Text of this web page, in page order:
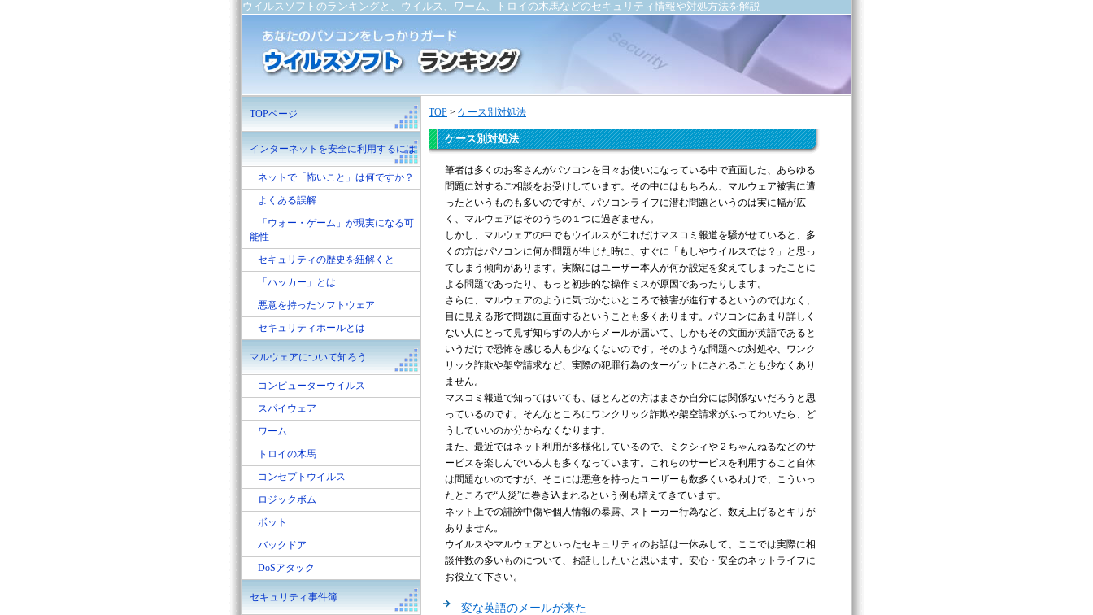
ウイルスソフトのランキングと、ウイルス、ワーム、トロイの木馬などのセキュリティ情報や対処方法を解説
TOP > ケース別対処法
ケース別対処法
筆者は多くのお客さんがパソコンを日々お使いになっている中で直面した、あらゆる
問題に対するご相談をお受けしています。その中にはもちろん、マルウェア被害に遭
ったというものも多いのですが、パソコンライフに潜む問題というのは実に幅が広
く、マルウェアはそのうちの１つに過ぎません。
しかし、マルウェアの中でもウイルスがこれだけマスコミ報道を騒がせていると、多
くの方はパソコンに何か問題が生じた時に、すぐに「もしやウイルスでは？」と思っ
てしまう傾向があります。実際にはユーザー本人が何か設定を変えてしまったことに
よる問題であったり、もっと初歩的な操作ミスが原因であったりします。
さらに、マルウェアのように気づかないところで被害が進行するというのではなく、
目に見える形で問題に直面するということも多くあります。パソコンにあまり詳しく
ない人にとって見ず知らずの人からメールが届いて、しかもその文面が英語であると
いうだけで恐怖を感じる人も少なくないのです。そのような問題への対処や、ワンク
リック詐欺や架空請求など、実際の犯罪行為のターゲットにされることも少なくあり
ません。
マスコミ報道で知ってはいても、ほとんどの方はまさか自分には関係ないだろうと思
っているのです。そんなところにワンクリック詐欺や架空請求がふってわいたら、ど
うしていいのか分からなくなります。
また、最近ではネット利用が多様化しているので、ミクシィや２ちゃんねるなどのサ
ービスを楽しんでいる人も多くなっています。これらのサービスを利用すること自体
は問題ないのですが、そこには悪意を持ったユーザーも数多くいるわけで、こういっ
たところで“人災”に巻き込まれるという例も増えてきています。
ネット上での誹謗中傷や個人情報の暴露、ストーカー行為など、数え上げるとキリが
ありません。
ウイルスやマルウェアといったセキュリティのお話は一休みして、ここでは実際に相
談件数の多いものについて、お話ししたいと思います。安心・安全のネットライフに
お役立て下さい。
変な英語のメールが来た
TOPページ
インターネットを安全に利用するには
ネットで「怖いこと」は何ですか？
よくある誤解
「ウォー・ゲーム」が現実になる可
能性
セキュリティの歴史を紐解くと
「ハッカー」とは
悪意を持ったソフトウェア
セキュリティホールとは
マルウェアについて知ろう
コンピューターウイルス
スパイウェア
ワーム
トロイの木馬
コンセプトウイルス
ロジックボム
ボット
バックドア
DoSアタック
セキュリティ事件簿